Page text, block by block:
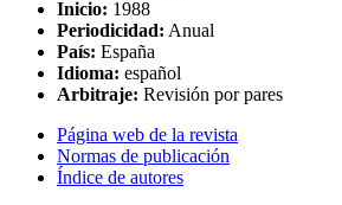
Inicio: 1988
Periodicidad: Anual
País: España
Idioma: español
Arbitraje: Revisión por pares
Página web de la revista
Normas de publicación
Índice de autores